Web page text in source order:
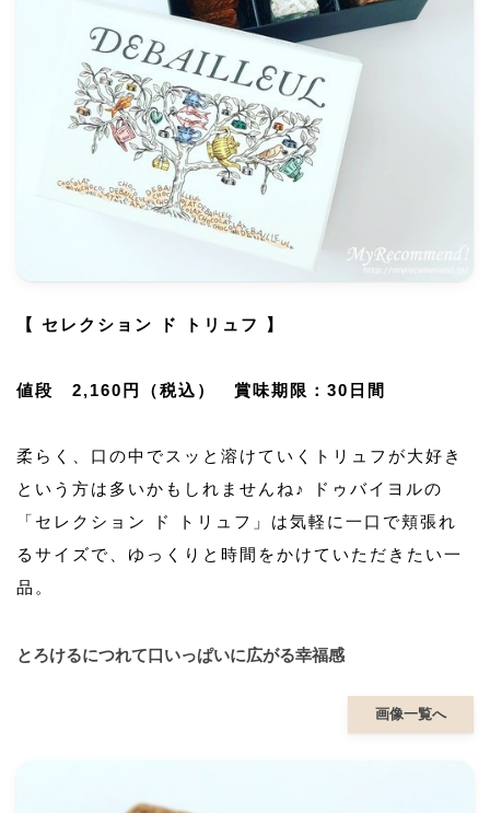
【 セレクション ド トリュフ 】
値段 2,160円（税込） 賞味期限：30日間
柔らく、口の中でスッと溶けていくトリュフが大好き
という方は多いかもしれませんね♪ ドゥバイヨルの
「セレクション ド トリュフ」は気軽に一口で頬張れ
るサイズで、ゆっくりと時間をかけていただきたい一
品。
とろけるにつれて口いっぱいに広がる幸福感
画像一覧へ